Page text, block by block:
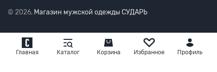
Главная Каталог Корзина Избранное Профиль
© 2026, Магазин мужской одежды СУДАРЬ